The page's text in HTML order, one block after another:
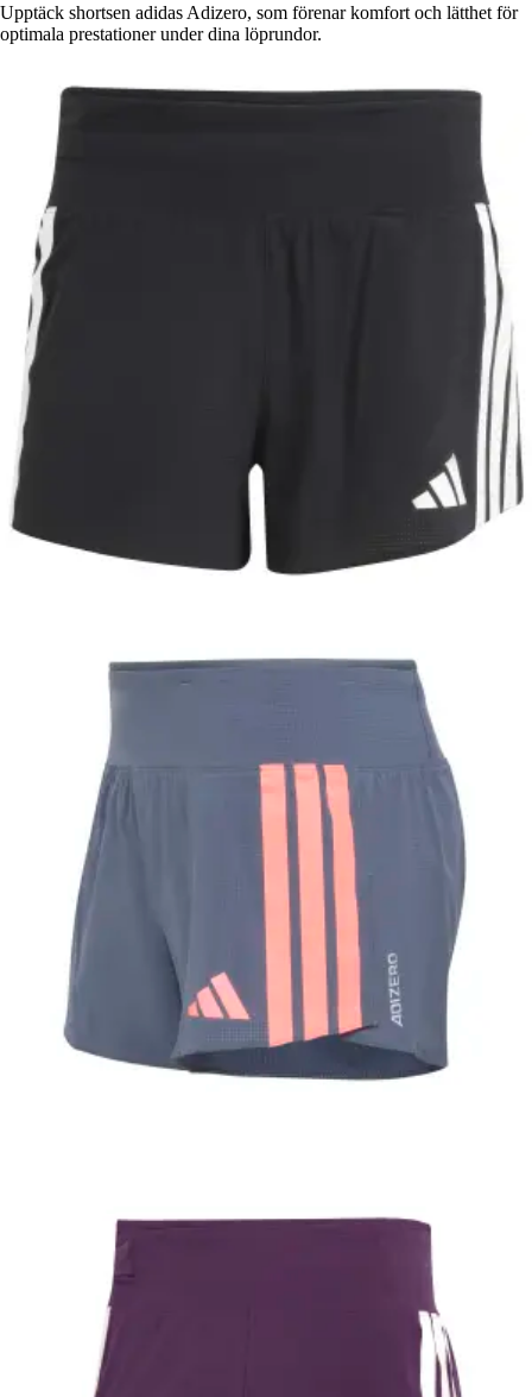
Upptäck shortsen adidas Adizero, som förenar komfort och lätthet för
optimala prestationer under dina löprundor.